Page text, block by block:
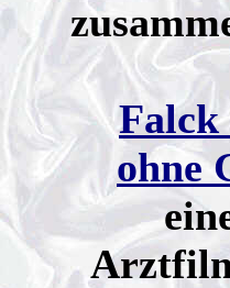
ohne